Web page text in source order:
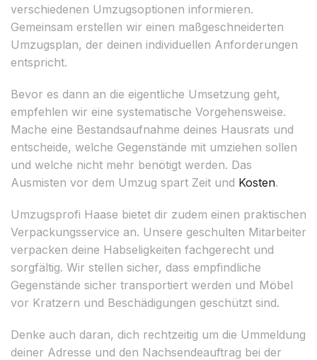
verschiedenen Umzugsoptionen informieren.
Gemeinsam erstellen wir einen maßgeschneiderten
Umzugsplan, der deinen individuellen Anforderungen
entspricht.
Bevor es dann an die eigentliche Umsetzung geht,
empfehlen wir eine systematische Vorgehensweise.
Mache eine Bestandsaufnahme deines Hausrats und
entscheide, welche Gegenstände mit umziehen sollen
und welche nicht mehr benötigt werden. Das
Ausmisten vor dem Umzug spart Zeit und Kosten.
Umzugsprofi Haase bietet dir zudem einen praktischen
Verpackungsservice an. Unsere geschulten Mitarbeiter
verpacken deine Habseligkeiten fachgerecht und
sorgfältig. Wir stellen sicher, dass empfindliche
Gegenstände sicher transportiert werden und Möbel
vor Kratzern und Beschädigungen geschützt sind.
Denke auch daran, dich rechtzeitig um die Ummeldung
deiner Adresse und den Nachsendeauftrag bei der